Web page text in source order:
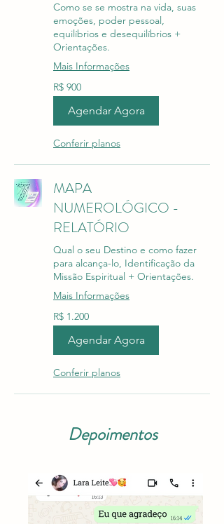
Como se se mostra na vida, suas
emoções, poder pessoal,
equilíbrios e desequilíbrios +
Orientações.
Mais Informações
900
Reais
brasileiros
R$ 900
Agendar Agora
Conferir planos
MAPA
NUMEROLÓGICO -
RELATÓRIO
Qual o seu Destino e como fazer
para alcança-lo, Identificação da
Missão Espiritual + Orientações.
Mais Informações
1.200
Reais
brasileiros
R$ 1.200
Agendar Agora
Conferir planos
Depoimentos